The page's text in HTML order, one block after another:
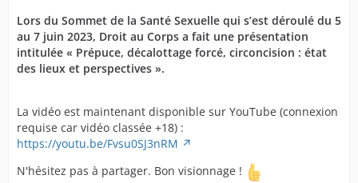
Lors du Sommet de la Santé Sexuelle qui s’est déroulé du 5
au 7 juin 2023, Droit au Corps a fait une présentation
intitulée « Prépuce, décalottage forcé, circoncision : état
des lieux et perspectives ».
La vidéo est maintenant disponible sur YouTube (connexion
requise car vidéo classée +18) :
https://youtu.be/Fvsu0SJ3nRM
N'hésitez pas à partager. Bon visionnage !